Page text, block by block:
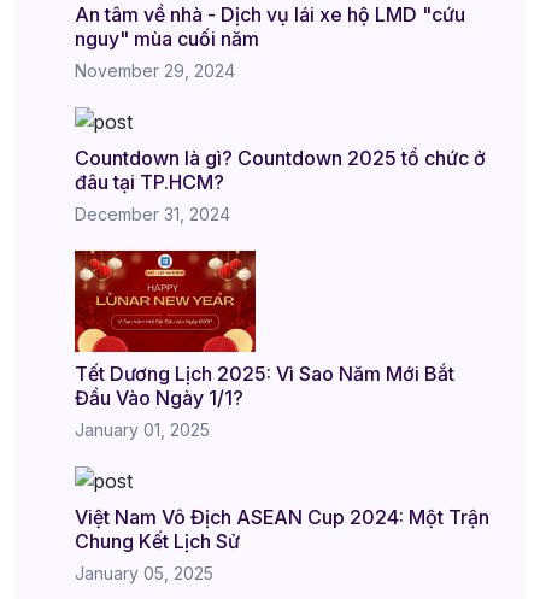
An tâm về nhà - Dịch vụ lái xe hộ LMD "cứu
nguy" mùa cuối năm
November 29, 2024
Countdown là gì? Countdown 2025 tổ chức ở
đâu tại TP.HCM?
December 31, 2024
Tết Dương Lịch 2025: Vì Sao Năm Mới Bắt
Đầu Vào Ngày 1/1?
January 01, 2025
Việt Nam Vô Địch ASEAN Cup 2024: Một Trận
Chung Kết Lịch Sử
January 05, 2025